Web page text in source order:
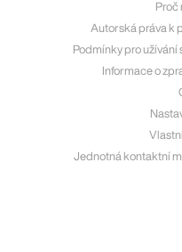
Proč
Autorská práva k
Podmínky pro
Informace o
Jednotná kontaktní